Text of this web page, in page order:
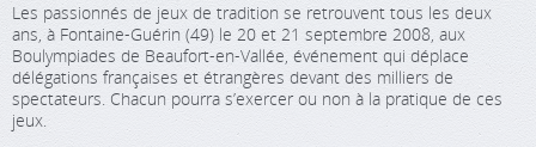
Les passionnés de jeux de tradition se retrouvent tous les deux
ans, à Fontaine-Guérin (49) le 20 et 21 septembre 2008, aux
Boulympiades de Beaufort-en-Vallée, événement qui déplace
délégations françaises et étrangères devant des milliers de
spectateurs. Chacun pourra s’exercer ou non à la pratique de ces
jeux.